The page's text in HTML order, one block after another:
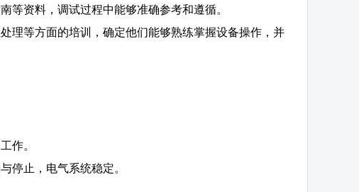
等资料，调试过程中能够准确参考和遵循。
理等方面的培训，确定他们能够熟练掌握设备操作，并
作。
停止，电气系统稳定。